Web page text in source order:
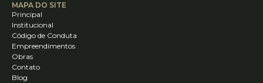
MAPA DO SITE
Principal
Institucional
Código de Conduta
Empreendimentos
Obras
Contato
Blog